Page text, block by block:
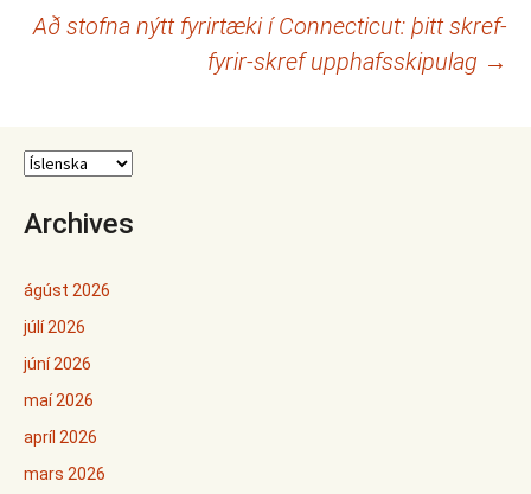
Að stofna nýtt fyrirtæki í Connecticut: þitt skref-
fyrir-skref upphafsskipulag →
Archives
ágúst 2026
júlí 2026
júní 2026
maí 2026
apríl 2026
mars 2026